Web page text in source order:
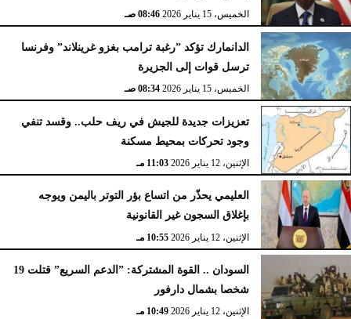
الخميس، 15 يناير 2026 08:46 صـ
الدانمارك تؤكد ”رغبة ترامب بغزو غرينلاند” وفرنسا
ترسل قوات إلى الجزيرة
الخميس، 15 يناير 2026 08:34 صـ
تعزيزات جديدة للجيش في ريف حلب.. وقسد تنفي
وجود تحركات بمحيط مسكنة
الإثنين، 12 يناير 2026 11:03 مـ
العليمي يحذّر من اتساع بؤر التوتر باليمن ويوجه
بإغلاق السجون غير القانونية
الإثنين، 12 يناير 2026 10:55 مـ
السودان .. القوة المشتركة: ”الدعم السريع” قتلت 19
شخصا بشمال دارفور
الإثنين، 12 يناير 2026 10:49 مـ